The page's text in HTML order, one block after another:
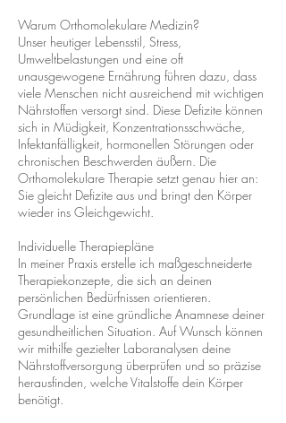
Warum Orthomolekulare Medizin?
Unser heutiger Lebensstil, Stress,
Umweltbelastungen und eine oft
unausgewogene Ernährung führen dazu, dass
viele Menschen nicht ausreichend mit wichtigen
Nährstoffen versorgt sind. Diese Defizite können
sich in Müdigkeit, Konzentrationsschwäche,
Infektanfälligkeit, hormonellen Störungen oder
chronischen Beschwerden äußern. Die
Orthomolekulare Therapie setzt genau hier an:
Sie gleicht Defizite aus und bringt den Körper
wieder ins Gleichgewicht.
Individuelle Therapiepläne
In meiner Praxis erstelle ich maßgeschneiderte
Therapiekonzepte, die sich an deinen
persönlichen Bedürfnissen orientieren.
Grundlage ist eine gründliche Anamnese deiner
gesundheitlichen Situation. Auf Wunsch können
wir mithilfe gezielter Laboranalysen deine
Nährstoffversorgung überprüfen und so präzise
herausfinden, welche Vitalstoffe dein Körper
benötigt.